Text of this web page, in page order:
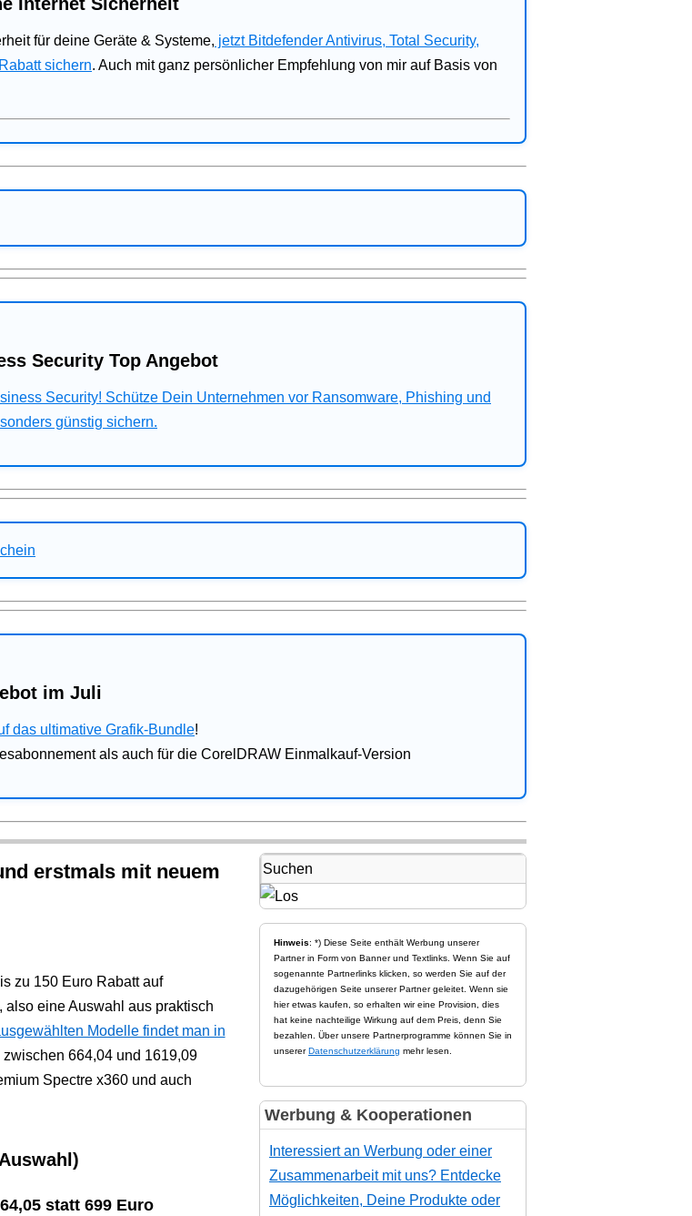
für deine Geräte & Systeme, jetzt Bitdefender Antivirus, Total Security,
sichern. Auch mit ganz persönlicher Empfehlung von mir auf Basis von
Security Top Angebot
Security! Schütze Dein Unternehmen vor Ransomware, Phishing und
günstig sichern.
im Juli
das ultimative Grafik-Bundle!
als auch für die CorelDRAW Einmalkauf-Version
erstmals mit neuem
zu 150 Euro Rabatt auf
eine Auswahl aus praktisch
Modelle findet man in
664,04 und 1619,09
Spectre x360 und auch
statt 699 Euro
Hinweis: *) Diese Seite enthält Werbung unserer
Partner in Form von Banner und Textlinks. Wenn Sie auf
sogenannte Partnerlinks klicken, so werden Sie auf der
dazugehörigen Seite unserer Partner geleitet. Wenn sie
hier etwas kaufen, so erhalten wir eine Provision, dies
hat keine nachteilige Wirkung auf dem Preis, denn Sie
bezahlen. Über unsere Partnerprogramme können Sie in
unsererDatenschutzerklärung mehr lesen.
Werbung & Kooperationen
Interessiert an Werbung oder einer
Zusammenarbeit mit uns? Entdecke
Möglichkeiten, Deine Produkte oder